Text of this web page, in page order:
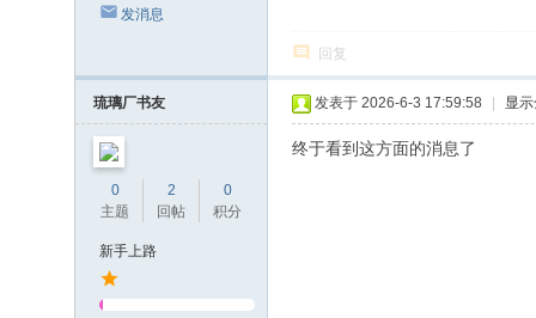
发消息
回复
琉璃厂书友
0
主题
2
回帖
0
积分
新手上路
发表于 2026-6-3 17:59:58 显
终于看到这方面的消息了